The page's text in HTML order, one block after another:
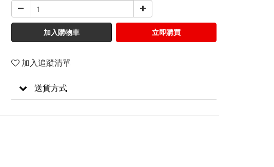
加入購物車 立即購買
加入追蹤清單
送貨方式